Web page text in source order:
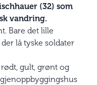
(32) som
vandring.
Bare det lille
lå tyske soldater
gult, grønt og